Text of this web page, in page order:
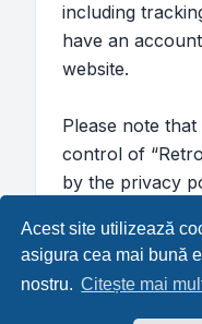
Acest site utilizează
asigura cea mai bună
nostru. Citește mai
including
have an
website.
Please note
control of
by the privacy
encourage you
cookie policies
you interact with